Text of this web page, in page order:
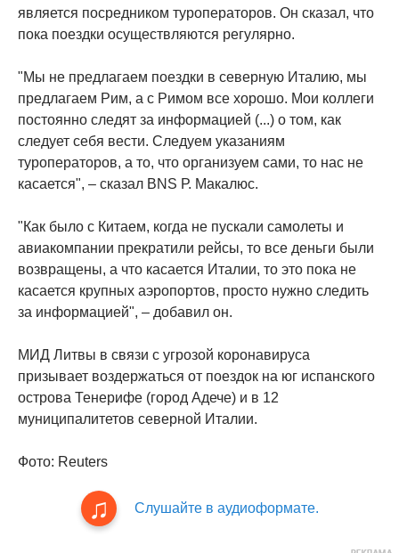
является посредником туроператоров. Он сказал, что
пока поездки осуществляются регулярно.
"Мы не предлагаем поездки в северную Италию, мы
предлагаем Рим, а с Римом все хорошо. Мои коллеги
постоянно следят за информацией (...) о том, как
следует себя вести. Следуем указаниям
туроператоров, а то, что организуем сами, то нас не
касается", – сказал BNS Р. Макалюс.
"Как было с Китаем, когда не пускали самолеты и
авиакомпании прекратили рейсы, то все деньги были
возвращены, а что касается Италии, то это пока не
касается крупных аэропортов, просто нужно следить
за информацией", – добавил он.
МИД Литвы в связи с угрозой коронавируса
призывает воздержаться от поездок на юг испанского
острова Тенерифе (город Адече) и в 12
муниципалитетов северной Италии.
Фото: Reuters
Слушайте в аудиоформате.